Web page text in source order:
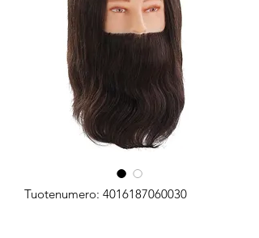
Tuotenumero: 4016187060030